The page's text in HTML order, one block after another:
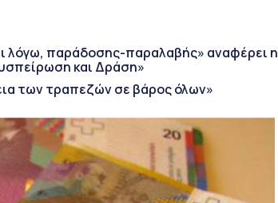
λόγω, παράδοσης-παραλαβής» αναφέρει η
και Δράση»
των τραπεζών σε βάρος όλων»